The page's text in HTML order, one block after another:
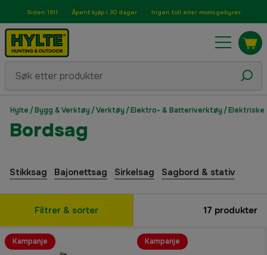
Siden 1911 Åpent kjøp i 30 dager Ingen toll eller momsgebyrer
Hylte /Bygg & Verktøy /Verktøy /Elektro- & Batteriverktøy /Elektriske
Bordsag
Stikksag Bajonettsag Sirkelsag Sagbord & stativ
Filtrer & sorter 17 produkter
Kampanje Kampanje